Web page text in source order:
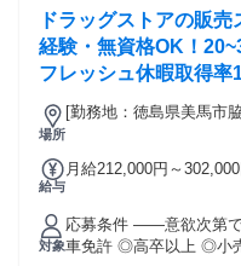
残業時間22ｈ） ※赴任
入居の場合） 勤務形態やエリアによって異なります。 詳細に
ついては【勤務地範囲
ドラッグストアの販
経験・無資格OK！
フレッシュ休暇取得率
場所
[勤務地：徳島県美馬市
給与
月給212,000円～
（残業時間 月2h程度）
プコース】早期キャリ
～317,600円 （15ｈ分
対象
応募条件 ――意欲次第で未経
車免許 ◎高卒以上 ◎小